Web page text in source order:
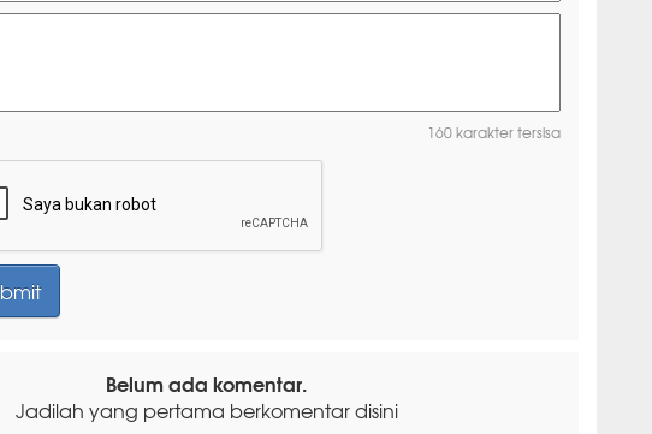
160 karakter tersisa
Belum ada komentar.
Jadilah yang pertama berkomentar disini